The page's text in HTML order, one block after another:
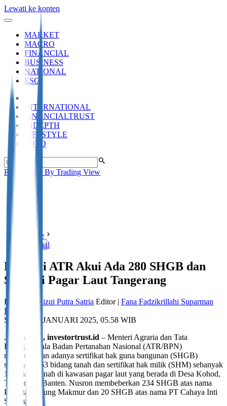
Lewati ke konten
MARKET
MACRO
FINANCIAL
BUSINESS
NATIONAL
ESG
INTERNATIONAL
FINANCIALTRUST
INDEPTH
LIFESTYLE
FOTO
Pita Tracker By Trading View
Home
national
Menteri ATR Akui Ada 280 SHGB dan
SHM di Pagar Laut Tangerang
Reporter | Rizqi Putra Satria Editor | Fana Fadzikrillahi Suparman
Putra
SENIN, 20 JANUARI 2025, 05.58 WIB
JAKARTA, investortrust.id – Menteri Agraria dan Tata
Ruang/Kepala Badan Pertanahan Nasional (ATR/BPN)
membenarkan adanya sertifikat hak guna bangunan (SHGB)
sebanyak 263 bidang tanah dan sertifikat hak milik (SHM) sebanyak
17 bidang tanah di kawasan pagar laut yang berada di Desa Kohod,
Tangerang, Banten. Nusron membeberkan 234 SHGB atas nama
PT Intan Agung Makmur dan 20 SHGB atas nama PT Cahaya Inti
Sentosa.